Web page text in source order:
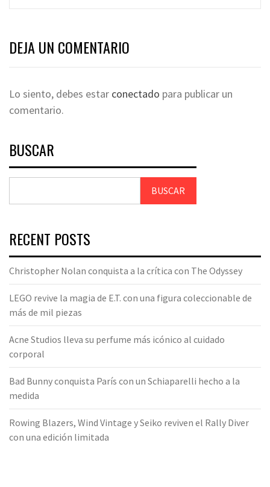
DEJA UN COMENTARIO
Lo siento, debes estar conectado para publicar un
comentario.
BUSCAR
BUSCAR
RECENT POSTS
Christopher Nolan conquista a la crítica con The Odyssey
LEGO revive la magia de E.T. con una figura coleccionable de
más de mil piezas
Acne Studios lleva su perfume más icónico al cuidado
corporal
Bad Bunny conquista París con un Schiaparelli hecho a la
medida
Rowing Blazers, Wind Vintage y Seiko reviven el Rally Diver
con una edición limitada